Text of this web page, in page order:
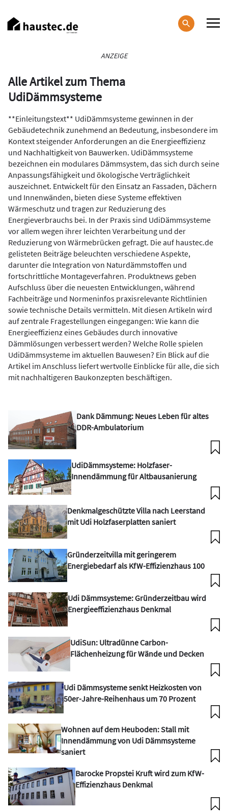
zum
Inhalt
ANZEIGE
Alle Artikel zum Thema
UdiDämmsysteme
**Einleitungstext** UdiDämmsysteme gewinnen in der
Gebäudetechnik zunehmend an Bedeutung, insbesondere im
Kontext steigender Anforderungen an die Energieeffizienz
und Nachhaltigkeit von Bauwerken. UdiDämmsysteme
bezeichnen ein modulares Dämmsystem, das sich durch seine
Anpassungsfähigkeit und ökologische Verträglichkeit
auszeichnet. Entwickelt für den Einsatz an Fassaden, Dächern
und Innenwänden, bieten diese Systeme effektiven
Wärmeschutz und tragen zur Reduzierung des
Energieverbrauchs bei. In der Praxis sind UdiDämmsysteme
vor allem wegen ihrer leichten Verarbeitung und der
Reduzierung von Wärmebrücken gefragt. Die auf haustec.de
gelisteten Beiträge beleuchten verschiedene Aspekte,
darunter die Integration von Naturdämmstoffen und
fortschrittliche Montageverfahren. Produktnews geben
Aufschluss über die neuesten Entwicklungen, während
Fachbeiträge und Normeninfos praxisrelevante Richtlinien
sowie technische Details vermitteln. Mit diesen Artikeln wird
auf zentrale Fragestellungen eingegangen: Wie kann die
Energieeffizienz eines Gebäudes durch innovative
Dämmlösungen verbessert werden? Welche Rolle spielen
UdiDämmsysteme im aktuellen Bauwesen? Ein Blick auf die
Artikel im Anschluss liefert wertvolle Einblicke für alle, die sich
mit nachhaltigeren Baukonzepten beschäftigen.
Dank Dämmung: Neues Leben für altes
DDR-Ambulatorium
UdiDämmsysteme: Holzfaser-
Innendämmung für Altbausanierung
Denkmalgeschützte Villa nach Leerstand
mit Udi Holzfaserplatten saniert
Gründerzeitvilla mit geringerem
Energiebedarf als KfW-Effizienzhaus 100
Udi Dämmsysteme: Gründerzeitbau wird
Energieeffizienzhaus Denkmal
UdiSun: Ultradünne Carbon-
Flächenheizung für Wände und Decken
Udi Dämmsysteme senkt Heizkosten von
50er-Jahre-Reihenhaus um 70 Prozent
Wohnen auf dem Heuboden: Stall mit
Innendämmung von Udi Dämmsysteme
saniert
Barocke Propstei Kruft wird zum KfW-
Effizienzhaus Denkmal